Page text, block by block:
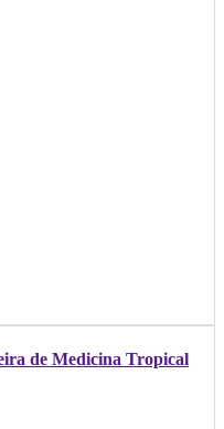
de Medicina Tropical